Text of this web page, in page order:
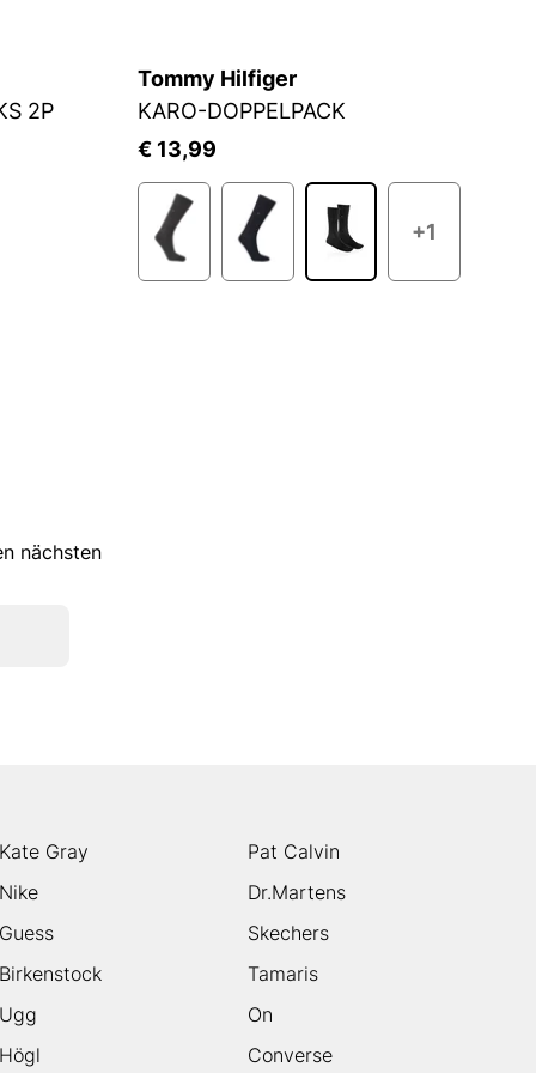
2P
Tommy Hilfiger
KARO-DOPPELPACK
€ 13,99
+1
nächsten
Kate Gray
Pat Calvin
Nike
Dr.Martens
Guess
Skechers
Birkenstock
Tamaris
Ugg
On
Högl Converse